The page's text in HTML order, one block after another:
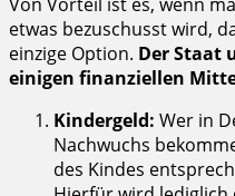
etwas bezuschusst wird,
einzige Option. Der Staat
einigen finanziellen
Kindergeld: Wer in
Nachwuchs
des Kindes